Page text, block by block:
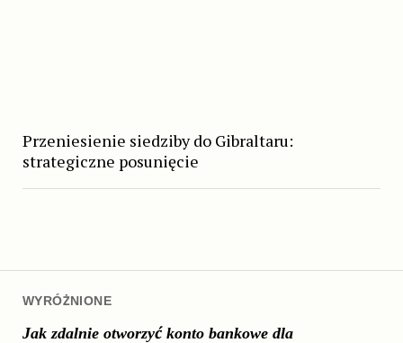
WYRÓŻNIONE
Jak zdalnie otworzyć konto bankowe dla
Przeniesienie siedziby do Gibraltaru:
strategiczne posunięcie